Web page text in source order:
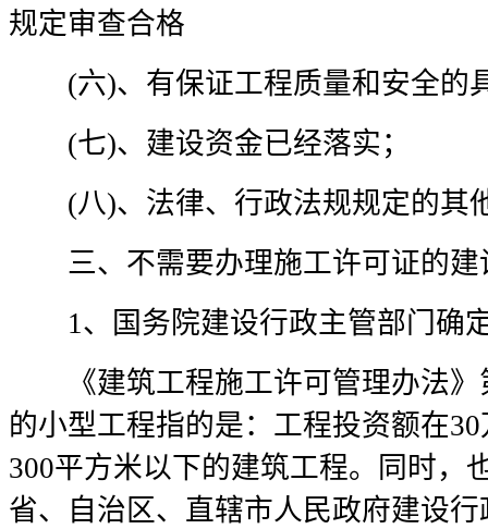
规定审查合格
(六)、有保证工程质量和安全的
(七)、建设资金已经落实；
(八)、法律、行政法规规定的其
三、不需要办理施工许可证的建
1、国务院建设行政主管部门确
《建筑工程施工许可管理办法》
的小型工程指的是：工程投资额在
300平方米以下的建筑工程。同时，
省、自治区、直辖市人民政府建设